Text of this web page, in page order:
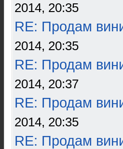
2014, 20:35
RE: Продам
2014, 20:35
RE: Продам
2014, 20:37
RE: Продам
2014, 20:35
RE: Продам